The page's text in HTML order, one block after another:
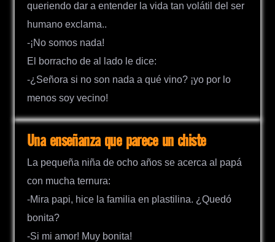
queriendo dar a entender la vida tan volátil del ser
humano exclama..
-¡No somos nada!
El borracho de al lado le dice:
-¿Señora si no son nada a qué vino? ¡yo por lo
menos soy vecino!
Una enseñanza que parece un chiste
La pequeña niña de ocho años se acerca al papá
con mucha ternura:
-Mira papi, hice la familia en plastilina. ¿Quedó
bonita?
-Si mi amor! Muy bonita!